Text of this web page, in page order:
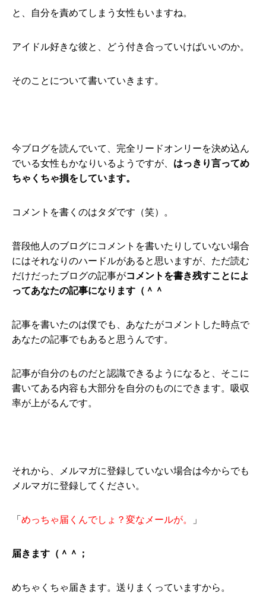
と、自分を責めてしまう女性もいますね。
アイドル好きな彼と、どう付き合っていけばいいのか。
そのことについて書いていきます。
今ブログを読んでいて、完全リードオンリーを決め込ん
でいる女性もかなりいるようですが、 はっきり言ってめ
ちゃくちゃ損をしています。
コメントを書くのはタダです（笑）。
普段他人のブログにコメントを書いたりしていない場合
にはそれなりのハードルがあると思いますが、ただ読む
だけだったブログの記事がコメントを書き残すことによ
ってあなたの記事になります（＾＾
記事を書いたのは僕でも、あなたがコメントした時点で
あなたの記事でもあると思うんです。
記事が自分のものだと認識できるようになると、そこに
書いてある内容も大部分を自分のものにできます。吸収
率が上がるんです。
それから、メルマガに登録していない場合は今からでも
メルマガに登録してください。
「 めっちゃ届くんでしょ？変なメールが。 」
届きます（＾＾；
めちゃくちゃ届きます。送りまくっていますから。